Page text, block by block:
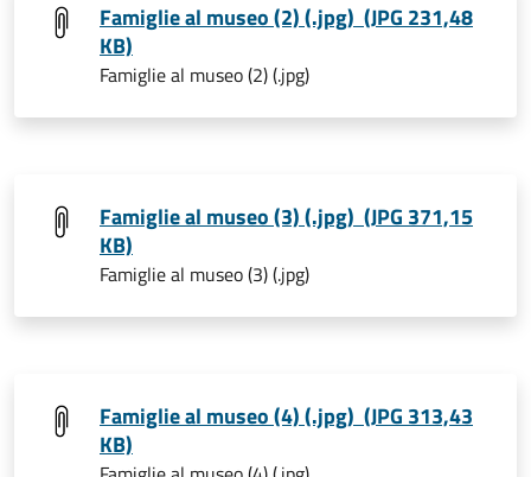
Famiglie al museo (2) (.jpg) (JPG 231,48
KB)
Famiglie al museo (2) (.jpg)
Famiglie al museo (3) (.jpg) (JPG 371,15
KB)
Famiglie al museo (3) (.jpg)
Famiglie al museo (4) (.jpg) (JPG 313,43
KB)